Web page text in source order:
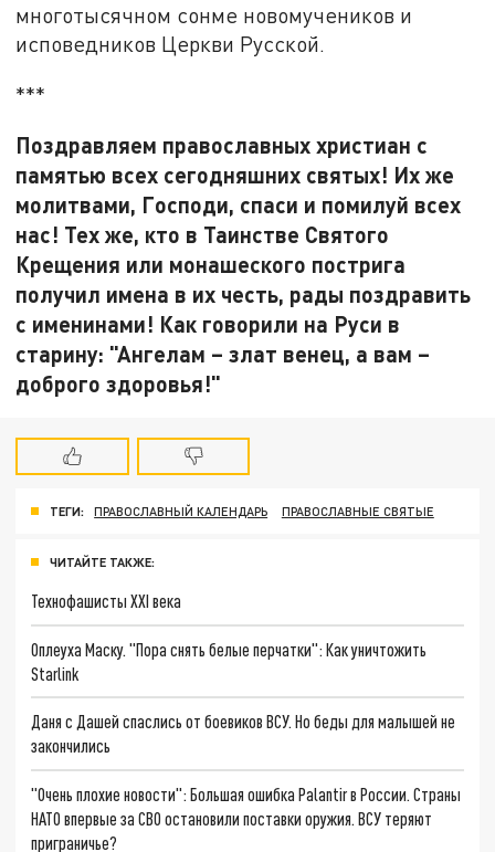
многотысячном сонме новомучеников и
исповедников Церкви Русской.
***
Поздравляем православных христиан с
памятью всех сегодняшних святых! Их же
молитвами, Господи, спаси и помилуй всех
нас! Тех же, кто в Таинстве Святого
Крещения или монашеского пострига
получил имена в их честь, рады поздравить
с именинами! Как говорили на Руси в
старину: "Ангелам – злат венец, а вам –
доброго здоровья!"
ТЕГИ: ПРАВОСЛАВНЫЙ КАЛЕНДАРЬ ПРАВОСЛАВНЫЕ СВЯТЫЕ
ЧИТАЙТЕ ТАКЖЕ:
Технофашисты XXI века
Оплеуха Маску. "Пора снять белые перчатки": Как уничтожить
Starlink
Даня с Дашей спаслись от боевиков ВСУ. Но беды для малышей не
закончились
"Очень плохие новости": Большая ошибка Palantir в России. Страны
НАТО впервые за СВО остановили поставки оружия. ВСУ теряют
приграничье?